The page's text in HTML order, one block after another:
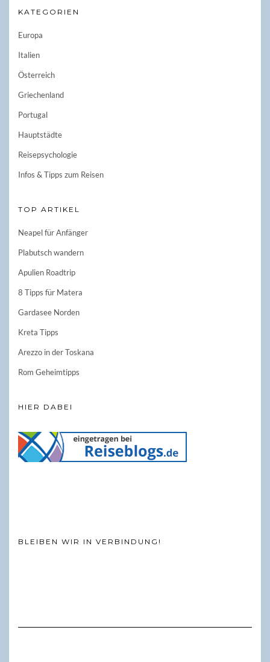
KATEGORIEN
Europa
Italien
Österreich
Griechenland
Portugal
Hauptstädte
Reisepsychologie
Infos & Tipps zum Reisen
TOP ARTIKEL
Neapel für Anfänger
Plabutsch wandern
Apulien Roadtrip
8 Tipps für Matera
Gardasee Norden
Kreta Tipps
Arezzo in der Toskana
Rom Geheimtipps
HIER DABEI
BLEIBEN WIR IN VERBINDUNG!